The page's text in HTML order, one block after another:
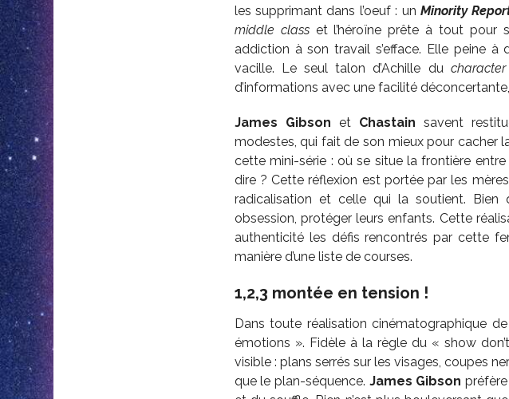
les supprimant dans l’oeuf : un Minority
middle classet l’héroïne prête à tout pour
addiction à son travail s’efface. Elle peine
vacille. Le seul talon d’Achille du
d’informations avec une facilité
James Gibson etChastain savent
modestes, qui fait de son mieux pour cacher
cette mini-série : où se situe la frontière
dire ? Cette réflexion est portée par les
radicalisation et celle qui la soutient. Bien
obsession, protéger leurs enfants. Cette
authenticité les défis rencontrés par cette
manière d’une liste de courses.
1,2,3 montée en tension !
Dans toute réalisation cinématographique
émotions ». Fidèle à la règle du « show
visible : plans serrés sur les visages, coupes
que le plan-séquence. James Gibsonpréfère